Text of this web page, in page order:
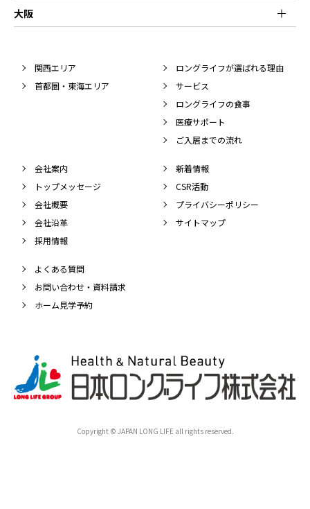
大阪
関西エリア
首都圏・東海エリア
ロングライフが選ばれる理由
サービス
ロングライフの食事
医療サポート
ご入居までの流れ
会社案内
トップメッセージ
会社概要
会社沿革
採用情報
新着情報
CSR活動
プライバシーポリシー
サイトマップ
よくある質問
お問い合わせ・資料請求
ホーム見学予約
Copyright © JAPAN LONG LIFE all rights reserved.